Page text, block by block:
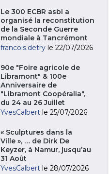
Le 300 ECBR asbl a
organisé la reconstitution
de la Seconde Guerre
mondiale à Tancrémont
francois.detry le 22/07/2026
90e "Foire agricole de
Libramont" & 100e
Anniversaire de
"Libramont Coopéralia",
du 24 au 26 Juillet
YvesCalbert le 25/07/2026
« Sculptures dans la
Ville », … de Dirk De
Keyzer, à Namur, jusqu’au
31 Août
YvesCalbert le 28/07/2026